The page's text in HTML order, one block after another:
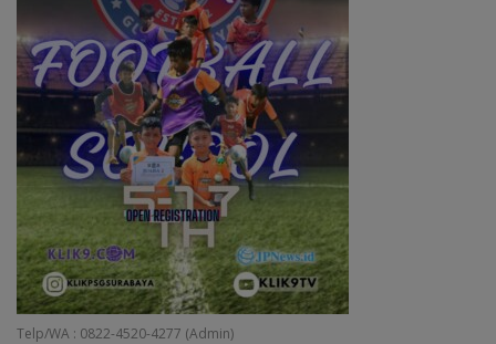
Telp/WA : 0822-4520-4277 (Admin)